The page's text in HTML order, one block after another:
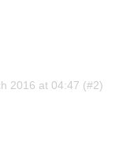
2016 at 04:47